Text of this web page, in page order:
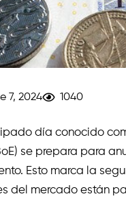
7, 2024 1040
día conocido
se prepara para
Esto marca la
del mercado están